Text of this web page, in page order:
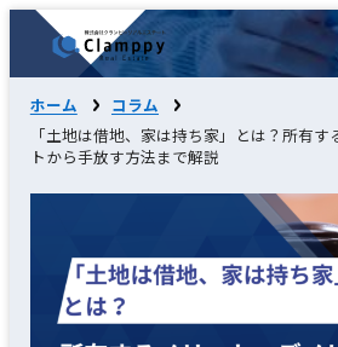
ホーム
コラム
「土地は借地、家は持ち家」とは？所有
トから手放す方法まで解説